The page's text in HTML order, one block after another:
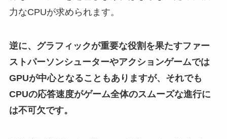
力なCPUが求められます。
逆に、グラフィックが重要な役割を果たすファー
ストパーソンシューターやアクションゲームでは
GPUが中心となることもありますが、それでも
CPUの応答速度がゲーム全体のスムーズな進行に
は不可欠です。